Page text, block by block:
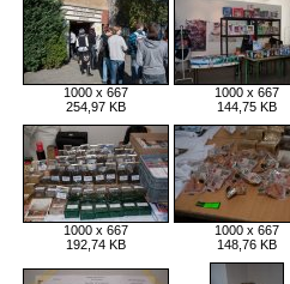
1000 x 667
254,97 KB
1000 x 667
144,75 KB
1000 x 667
192,74 KB
1000 x 667
148,76 KB